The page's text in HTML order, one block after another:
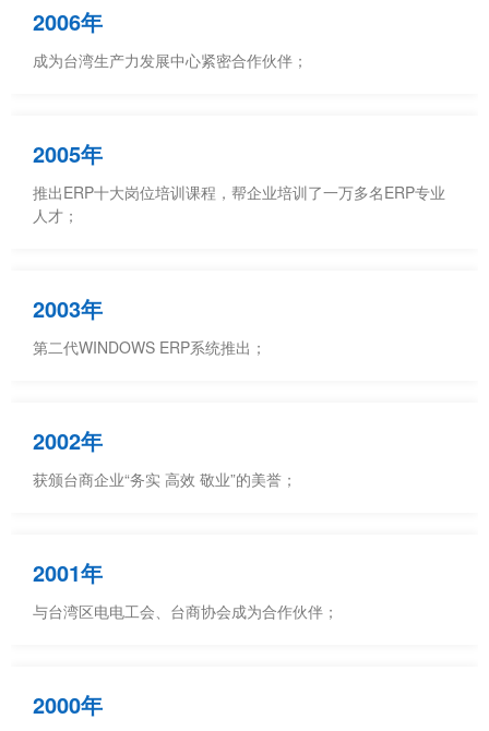
2006年
成为台湾生产力发展中心紧密合作伙伴；
2005年
推出ERP十大岗位培训课程，帮企业培训了一万多名ERP专业
人才；
2003年
第二代WINDOWS ERP系统推出；
2002年
获颁台商企业“务实 高效 敬业”的美誉；
2001年
与台湾区电电工会、台商协会成为合作伙伴；
2000年